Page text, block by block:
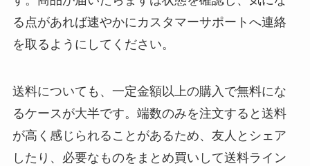
る点があれば速やかにカスタマーサポートへ連絡
を取るようにしてください。
送料についても、一定金額以上の購入で無料にな
るケースが大半です。端数のみを注文すると送料
が高く感じられることがあるため、友人とシェア
したり、必要なものをまとめ買いして送料ライン